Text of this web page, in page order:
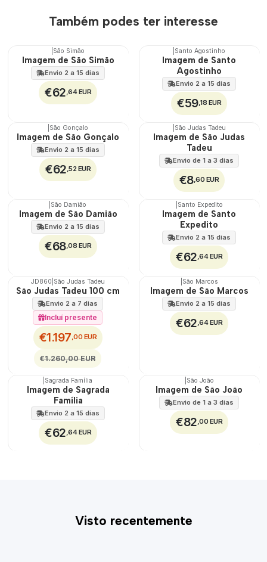
Também podes ter interesse
🇵🇹
100%
São Simão
Imagem de São Simão
Envio 2 a 15 dias
€62,64 EUR
🇵🇹
Santo Agostinho
Imagem de Santo
Agostinho
Envio 2 a 15 dias
€59,18 EUR
🇵🇹
100%
São Gonçalo
Imagem de São Gonçalo
Envio 2 a 15 dias
€62,52 EUR
São Judas Tadeu
Imagem de São Judas
Tadeu
Envio de 1 a 3 dias
€8,60 EUR
🇵🇹
100%
São Damião
Imagem de São Damião
Envio 2 a 15 dias
€68,08 EUR
🇵🇹
Santo Expedito
Imagem de Santo
Expedito
Envio 2 a 15 dias
€62,64 EUR
🇵🇹
100%
DESCONTO
JD860 São Judas Tadeu
São Judas Tadeu 100 cm
Envio 2 a 7 dias
Incluí presente
€1.197,00 EUR
€1.260,00 EUR
🇵🇹
100%
São Marcos
Imagem de São Marcos
Envio 2 a 15 dias
€62,64 EUR
🇵🇹
Sagrada Família
Imagem de Sagrada
Família
Envio 2 a 15 dias
€62,64 EUR
🇵🇹
100%
São João
Imagem de São João
Envio de 1 a 3 dias
€82,00 EUR
Visto recentemente